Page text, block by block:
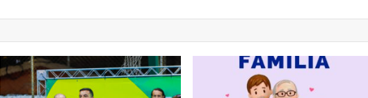
Santana